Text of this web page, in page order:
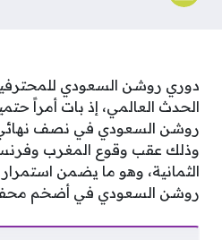
دوري روشن السعودي
الحدث العالمي، إذ بات أمراً
وذلك عقب وقوع المغرب
الثمانية، وهو ما يضمن
روشن السعودي في أضخم